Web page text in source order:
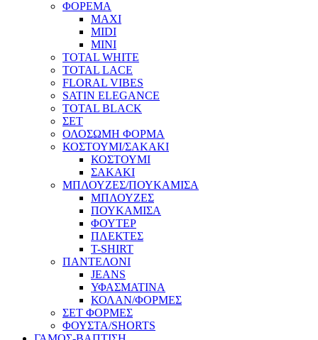
ΦΟΡΕΜΑ
MAXI
MIDI
MINI
TOTAL WHITE
TOTAL LACE
FLORAL VIBES
SATIN ELEGANCE
TOTAL BLACK
ΣΕΤ
ΟΛΟΣΩΜΗ ΦΟΡΜΑ
ΚΟΣΤΟΥΜΙ/ΣΑΚΑΚΙ
ΚΟΣΤΟΥΜΙ
ΣΑΚΑΚΙ
ΜΠΛΟΥΖΕΣ/ΠΟΥΚΑΜΙΣΑ
ΜΠΛΟΥΖΕΣ
ΠΟΥΚΑΜΙΣΑ
ΦΟΥΤΕΡ
ΠΛΕΚΤΕΣ
T-SHIRT
ΠΑΝΤΕΛΟΝΙ
JEANS
ΥΦΑΣΜΑΤΙΝΑ
ΚΟΛΑΝ/ΦΟΡΜΕΣ
ΣΕΤ ΦΟΡΜΕΣ
ΦΟΥΣΤΑ/SHORTS